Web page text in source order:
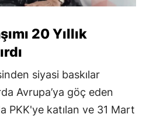
20 Yıllık
siyasi baskılar
Avrupa’ya göç eden
PKK'ye katılan ve 31 Mart